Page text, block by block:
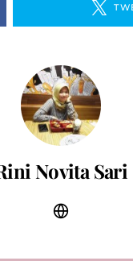
Novita Sari